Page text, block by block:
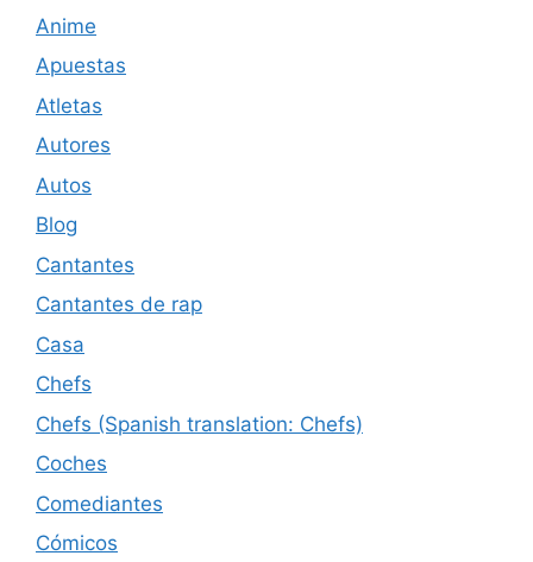
Anime
Apuestas
Atletas
Autores
Autos
Blog
Cantantes
Cantantes de rap
Casa
Chefs
Chefs (Spanish translation: Chefs)
Coches
Comediantes
Cómicos